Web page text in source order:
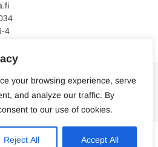
your browsing experience, serve
and analyze our traffic. By
to our use of cookies.
Reject All Accept All
4
Svenska